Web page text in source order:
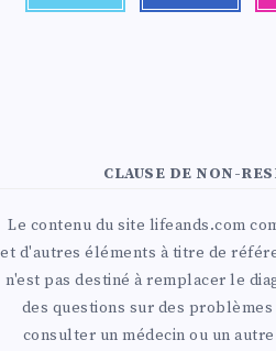
CLAUSE DE NON-
Le contenu du site lifeands.com
et d'autres éléments à titre de
n'est pas destiné à remplacer le
des questions sur des
consulter un médecin ou un